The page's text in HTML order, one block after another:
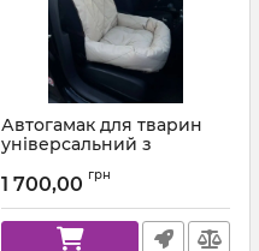
Автогамак для тварин
універсальний з
Коричнева стропа
1 700,00 грн